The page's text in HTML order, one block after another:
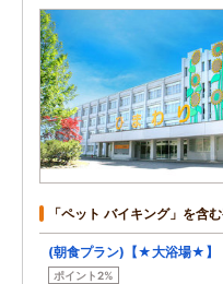
「ペット バイキング」を含
(朝食プラン)【★大浴場★】
ポイント2%